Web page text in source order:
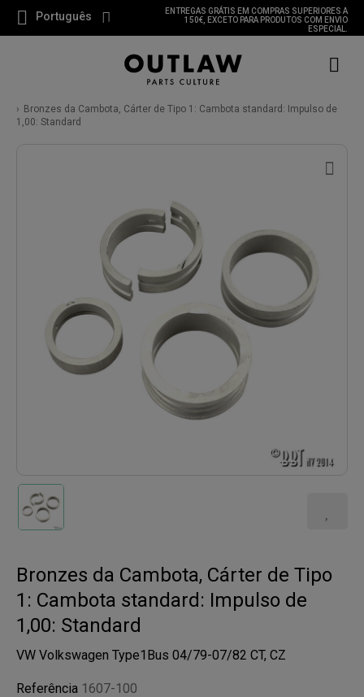
Português
ENTREGAS GRÁTIS EM COMPRAS SUPERIORES A
150€, EXCETO PARA PRODUTOS COM ENVIO
ESPECIAL.
Bronzes da Cambota, Cárter de Tipo 1: Cambota standard: Impulso de
1,00: Standard
Bronzes da Cambota, Cárter de Tipo
1: Cambota standard: Impulso de
1,00: Standard
VW Volkswagen Type1Bus 04/79-07/82 CT, CZ
Referência 1607-100